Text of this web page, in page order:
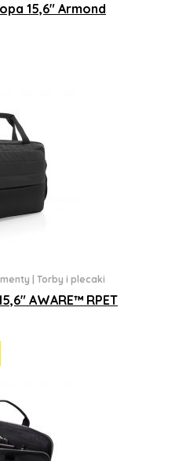
15,6" Armond
Torby i plecaki
AWARE™ RPET